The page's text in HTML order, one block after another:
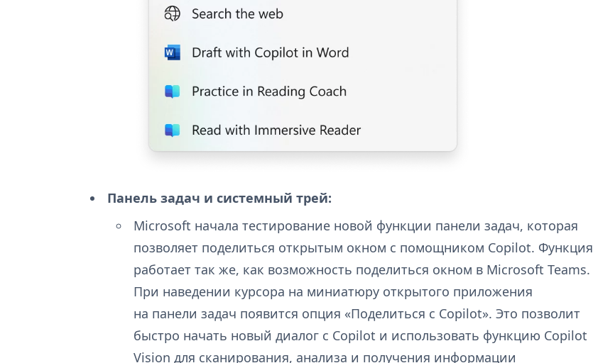
Панель задач и системный трей:
Microsoft начала тестирование новой функции панели задач, которая
позволяет поделиться открытым окном с помощником Copilot. Функция
работает так же, как возможность поделиться окном в Microsoft Teams.
При наведении курсора на миниатюру открытого приложения
на панели задач появится опция «Поделиться с Copilot». Это позволит
быстро начать новый диалог с Copilot и использовать функцию Copilot
Vision для сканирования, анализа и получения информации